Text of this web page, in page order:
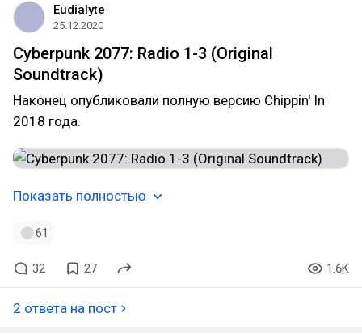
Eudialyte
25.12.2020
Cyberpunk 2077: Radio 1-3 (Original
Soundtrack)
Наконец опубликовали полную версию Chippin' In
2018 года.
Показать полностью
61
32 27 1.6K
2 ответа на пост